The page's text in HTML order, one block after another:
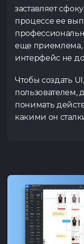
заставляет
процессе ее
еще приемлема,
интерфейс не
Чтобы создать
пользователем,
понимать
какими он